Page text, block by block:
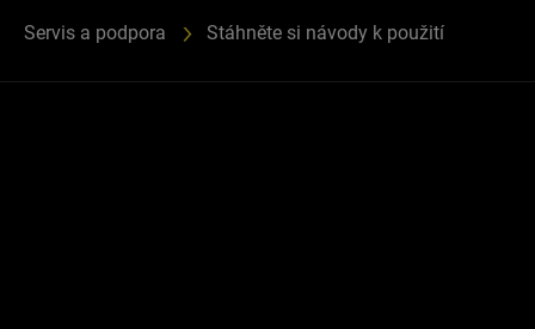
Servis a podpora Stáhněte si návody k použití